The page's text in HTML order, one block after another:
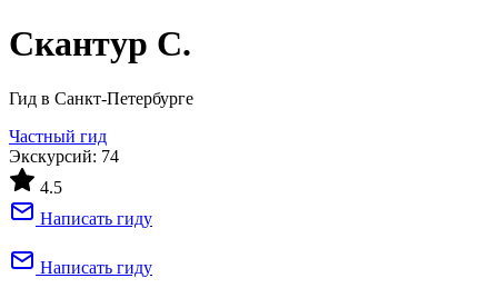
Скантур С.
Гид в Санкт-Петербурге
Частный гид
Экскурсий: 74
4.5
Написать гиду
Написать гиду